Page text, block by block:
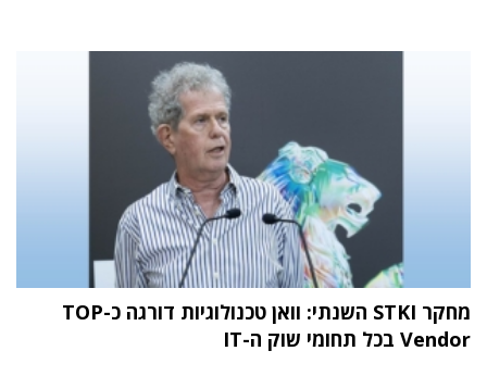
מחקר STKI השנתי: וואן טכנולוגיות דורגה כ-TOP
Vendor בכל תחומי שוק ה-IT